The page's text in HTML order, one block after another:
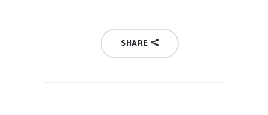
SHARE